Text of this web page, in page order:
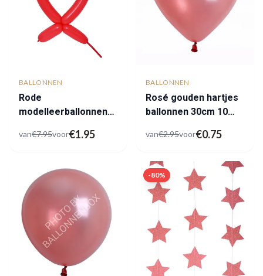
BALLONNEN
Rode
modelleerballonnen
van€7.95voor€1.95
BALLONNEN
Rosé gouden hartjes
ballonnen 30cm 10
van€2.95voor€0.75
-80%